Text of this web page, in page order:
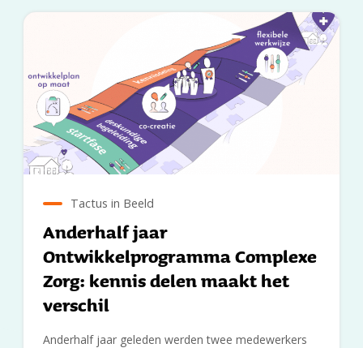
Tactus in Beeld
Anderhalf jaar
Ontwikkelprogramma Complexe
Zorg: kennis delen maakt het
verschil
Anderhalf jaar geleden werden twee medewerkers